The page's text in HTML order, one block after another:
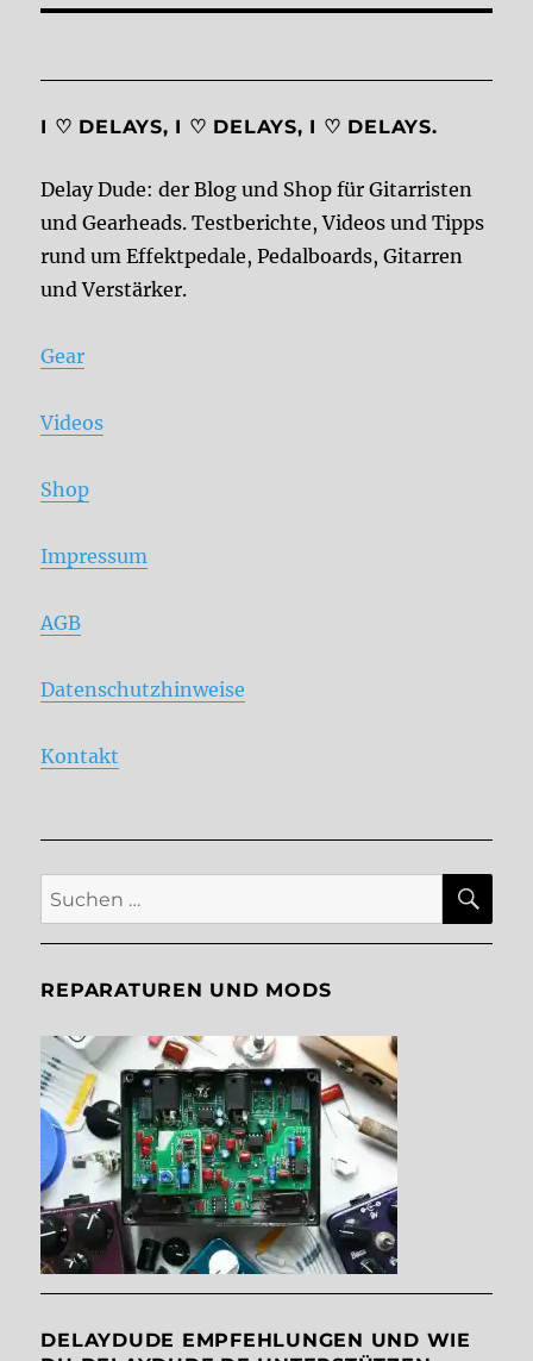
I ♡ DELAYS, I ♡ DELAYS, I ♡ DELAYS.
Delay Dude: der Blog und Shop für Gitarristen
und Gearheads. Testberichte, Videos und Tipps
rund um Effektpedale, Pedalboards, Gitarren
und Verstärker.
Gear
Videos
Shop
Impressum
AGB
Datenschutzhinweise
Kontakt
Suche
nach:
REPARATUREN UND MODS
DELAYDUDE EMPFEHLUNGEN UND WIE